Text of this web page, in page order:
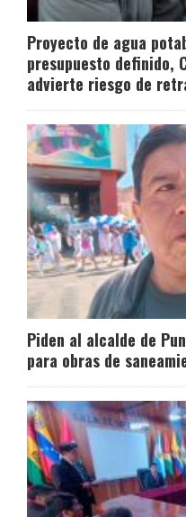
Proyecto de agua
presupuesto definido,
advierte riesgo de
Piden al alcalde de
para obras de